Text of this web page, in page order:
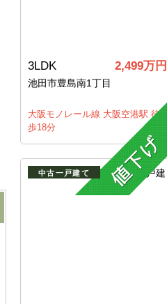
3LDK 2,499万円
池田市豊島南1丁目
大阪モノレール線 大阪空港駅 徒
歩18分
中古一戸建て